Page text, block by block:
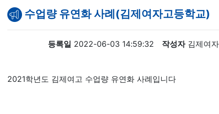
수업량 유연화 사례(김제여자고등학교)
등록일 2022-06-03 14:59:32 작성자 김제여
2021학년도 김제여고 수업량 유연화 사례입니다